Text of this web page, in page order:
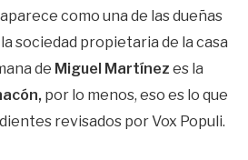
como una de las dueñas
sociedad propietaria de la casa
de Miguel Martínez es la
por lo menos, eso es lo que
revisados por Vox Populi.